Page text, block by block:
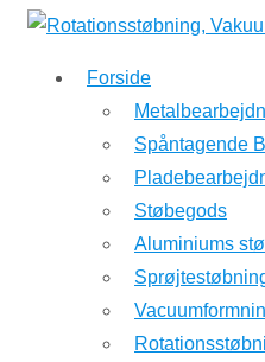
↓
hovedindhold
Forside
Spåntagende
Støbegods
Aluminiums